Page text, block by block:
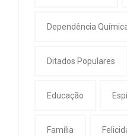
Dependência
Ditados Populares
Educação
Família